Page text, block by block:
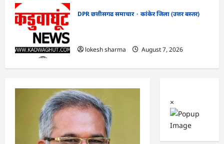
DPR छत्तीसगढ समाचार
कांकेर जिला (उत्तर बस्तर)
lokesh sharma
August 7, 2026
×